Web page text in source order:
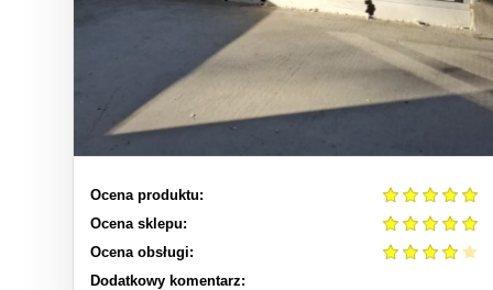
Ocena produktu:
Ocena sklepu:
Ocena obsługi:
Dodatkowy komentarz: